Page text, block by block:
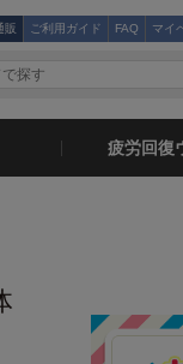
販 ご利用ガイド FAQ マイ
疲労回復